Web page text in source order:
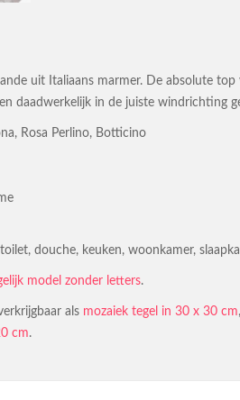
uit Italiaans marmer. De absolute top
daadwerkelijk in de juiste windrichting
Rosa Perlino, Botticino
douche, keuken, woonkamer,
model zonder letters.
als mozaiek tegel in 30 x 30 cm,
cm.